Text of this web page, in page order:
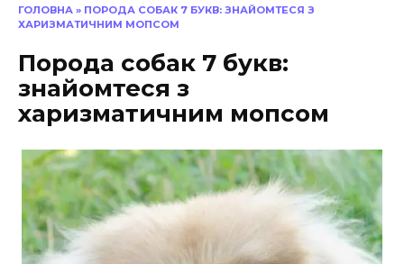
ГОЛОВНА » ПОРОДА СОБАК 7 БУКВ: ЗНАЙОМТЕСЯ З
ХАРИЗМАТИЧНИМ МОПСОМ
Порода собак 7 букв:
знайомтеся з
харизматичним мопсом